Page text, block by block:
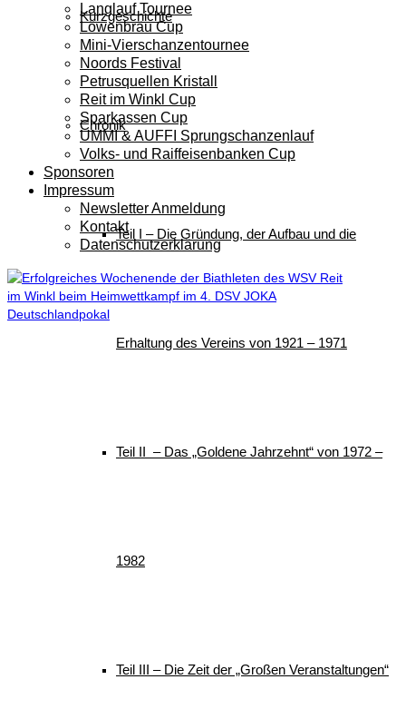
Kurzgeschichte
Chronik
Teil I – Die Gründung, der Aufbau und die
Erhaltung des Vereins von 1921 – 1971
Teil II – Das „Goldene Jahrzehnt“ von 1972 –
1982
Teil III – Die Zeit der „Großen Veranstaltungen“
Langlauf Tournee
Löwenbräu Cup
Mini-Vierschanzentournee
Noords Festival
Petrusquellen Kristall
Reit im Winkl Cup
Sparkassen Cup
UMMI & AUFFI Sprungschanzenlauf
Volks- und Raiffeisenbanken Cup
Sponsoren
Impressum
Newsletter Anmeldung
Kontakt
Datenschutzerklärung